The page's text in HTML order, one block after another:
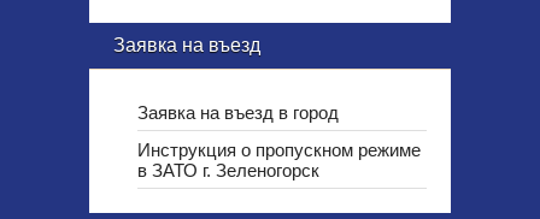
Заявка на въезд
Заявка на въезд в город
Инструкция о пропускном режиме
в ЗАТО г. Зеленогорск